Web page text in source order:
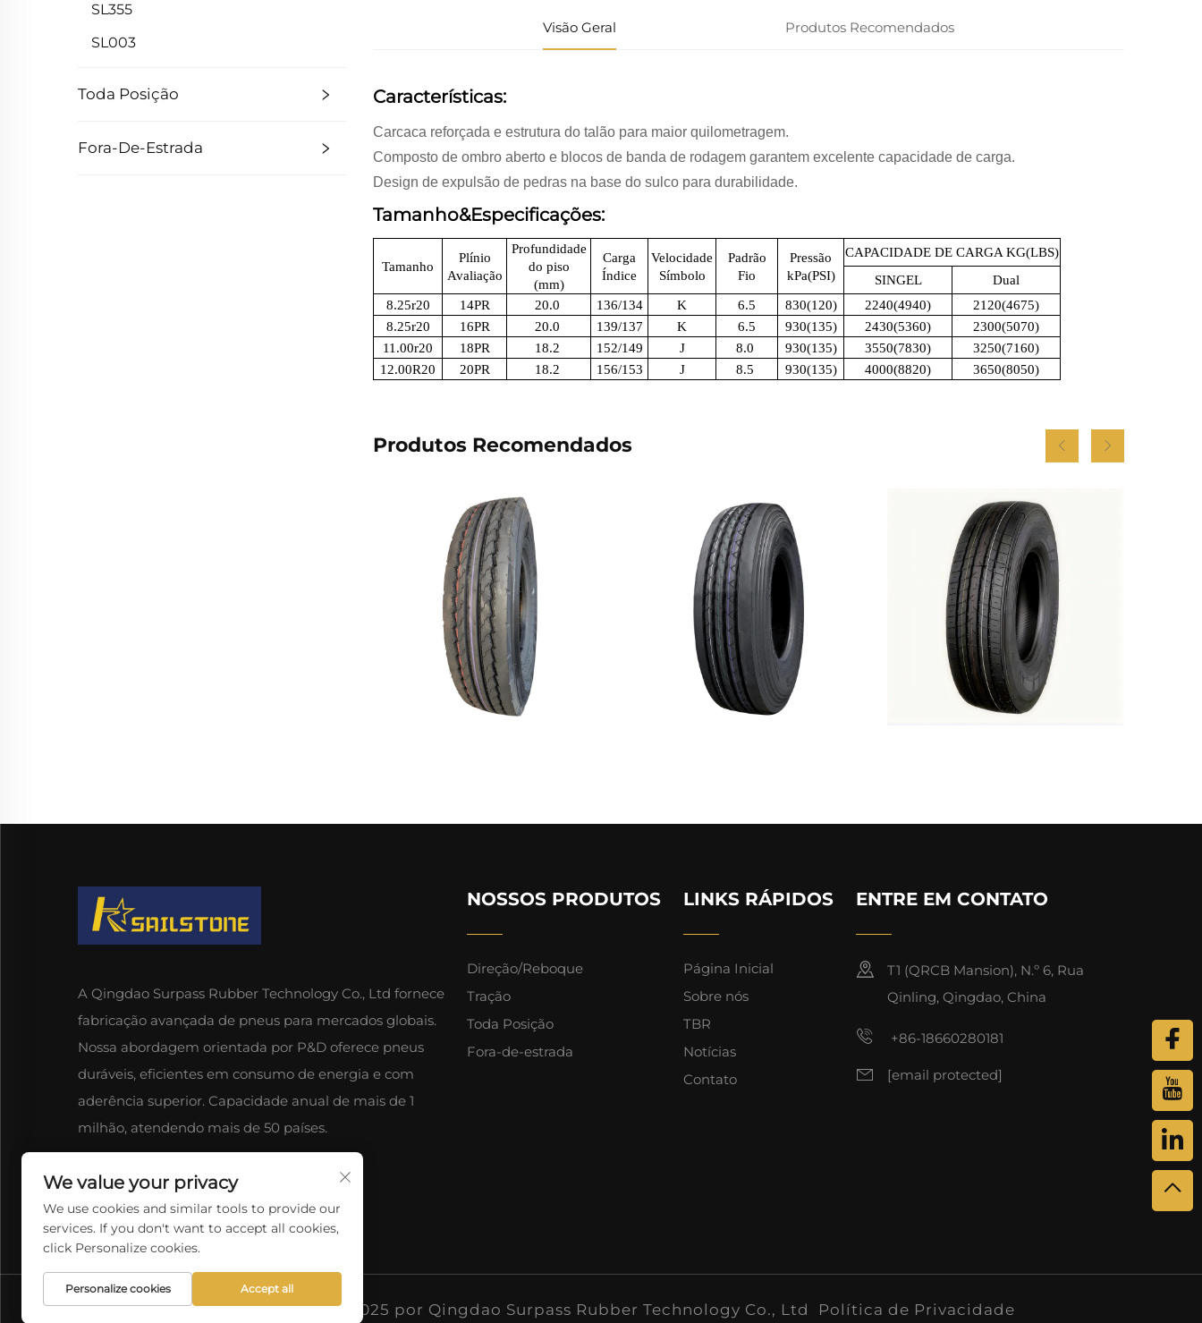
SL355
SL003
Toda Posição
Fora-De-Estrada
Visão Geral Produtos Recomendados
Características:
Carcaca reforçada e estrutura do talão para maior quilometragem.
Composto de ombro aberto e blocos de banda de rodagem garantem excelente capacidade de carga.
Design de expulsão de pedras na base do sulco para durabilidade.
Tamanho&Especificações:
Tamanho
Plínio
Avaliação
Profundidade
do piso
(mm)
Carga
Índice
Velocidade
Símbolo
Padrão
Fio
Pressão
kPa(PSI)
CAPACIDADE DE CARGA KG(LBS)
SINGEL
Dual
8.25r20
14PR 20.0 136/134 K 6.5 830(120) 2240(4940)
2120(4675)
8.25r20
16PR 20.0 139/137 K 6.5 930(135) 2430(5360)
2300(5070)
11.00r20
18PR 18.2 152/149 J 8.0 930(135) 3550(7830)
3250(7160)
12.00R20
20PR 18.2 156/153 J 8.5 930(135) 4000(8820) 3650(8050)
Produtos Recomendados
A Qingdao Surpass Rubber Technology Co., Ltd fornece
fabricação avançada de pneus para mercados globais.
Nossa abordagem orientada por P&D oferece pneus
duráveis, eficientes em consumo de energia e com
aderência superior. Capacidade anual de mais de 1
milhão, atendendo mais de 50 países.
NOSSOS PRODUTOS
Direção/Reboque
Tração
Toda Posição
Fora-de-estrada
LINKS RÁPIDOS
Página Inicial
Sobre nós
TBR
Notícias
Contato
ENTRE EM CONTATO
T1 (QRCB Mansion), N.º 6, Rua
Qinling, Qingdao, China
+86-18660280181
[email protected]
Direitos autorais © 2025 por Qingdao Surpass Rubber Technology Co., Ltd Política de Privacidade
We value your privacy
We use cookies and similar tools to provide our
services. If you don't want to accept all cookies,
click Personalize cookies.
Personalize cookies Accept all